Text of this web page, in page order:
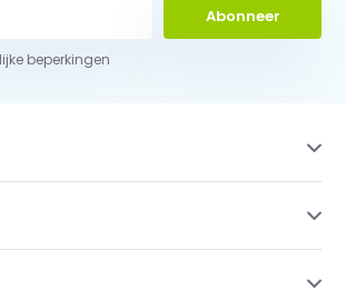
Abonneer
beperkingen